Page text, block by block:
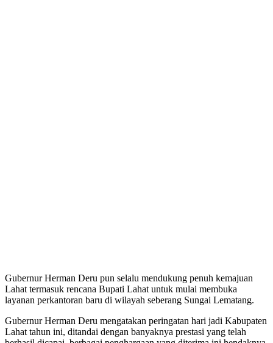
Gubernur Herman Deru pun selalu mendukung penuh kemajuan
Lahat termasuk rencana Bupati Lahat untuk mulai membuka
layanan perkantoran baru di wilayah seberang Sungai Lematang.
Gubernur Herman Deru mengatakan peringatan hari jadi Kabupaten
Lahat tahun ini, ditandai dengan banyaknya prestasi yang telah